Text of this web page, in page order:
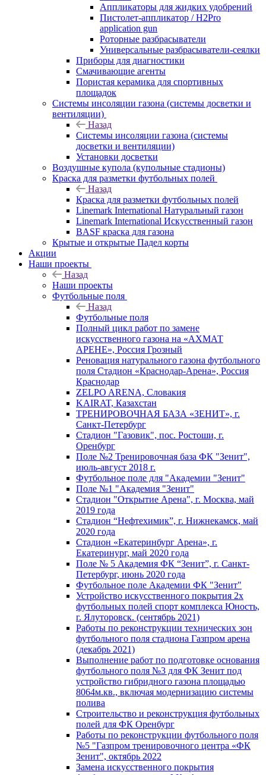
Аппликаторы для жидких удобрений
Пистолет-аппликатор / H2Pro
application gun
Роторные разбрасыватели
Универсальные разбрасыватели-сеялки
Приборы для диагностики
Смачивающие агенты
Пористая керамика для спортивных
площадок
Системы инсоляции газона (системы досветки и
вентиляции)
Назад
Системы инсоляции газона (системы
досветки и вентиляции)
Установки досветки
Воздушные купола (купольные стадионы)
Краска для разметки футбольных полей
Назад
Краска для разметки футбольных полей
Linemark International Натуральный газон
Linemark International Искусственный газон
BASF краска для газона
Крытые и открытые Падел корты
Акции
Наши проекты
Назад
Наши проекты
Футбольные поля
Назад
Футбольные поля
Полный цикл работ по замене
искусственного газона на «АХМАТ
АРЕНЕ», Россия Грозный
Реновация натурального газона футбольного
поля Стадион «Краснодар-Арена», Россия
Краснодар
ZELPO ARENA, Словакия
KAIRAT, Казахстан
ТРЕНИРОВОЧНАЯ БАЗА «ЗЕНИТ», г.
Санкт-Петербург
Стадион "Газовик", пос. Ростоши, г.
Оренбург
Поле №2 Тренировочная база ФК "Зенит",
июль-август 2018 г.
Футбольное поле для "Академии "Зенит"
Поле №1 "Академия "Зенит"
Стадион "Открытие Арена", г. Москва, май
2019 года
Стадион “Нефтехимик”, г. Нижнекамск, май
2020 года
Стадион «Екатеринбург Арена», г.
Екатеринург, май 2020 года
Поле № 5 Академия ФК “Зенит”, г. Санкт-
Петербург, июнь 2020 года
Футбольное поле Академии ФК "Зенит"
Устройство искусственного покрытия 2х
футбольных полей спорт комплекса Юность,
г. Ялуторовск. (сентябрь 2021)
Работы по реконструкции технических зон
футбольного поля стадиона Газпром арена
(декабрь 2021)
Выполнение работ по подготовке основания
футбольного поля №3 для ФК Зенит под
устройство гибридного газона площадью
8064м.кв., включая модернизацию системы
полива
Строительство и реконструкция футбольных
полей для ФК Оренбург
Работы по реконструкции футбольного поля
№5 "Газпром тренировочного центра «ФК
Зенит", октябрь 2022
Замена искусственного покрытия